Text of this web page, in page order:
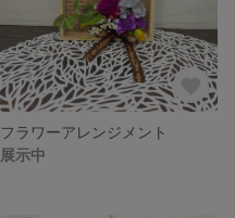
フラワーアレンジメント
展示中